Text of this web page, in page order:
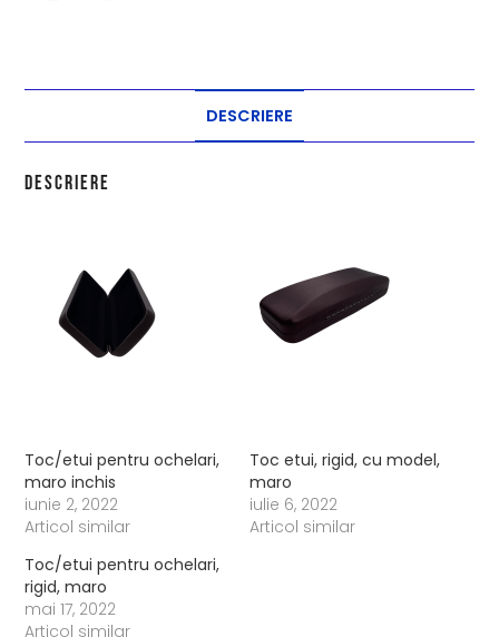
DESCRIERE
Descriere
Toc/etui pentru ochelari,
maro inchis
iunie 2, 2022
Articol similar
Toc etui, rigid, cu model,
maro
iulie 6, 2022
Articol similar
Toc/etui pentru ochelari,
rigid, maro
mai 17, 2022
Articol similar